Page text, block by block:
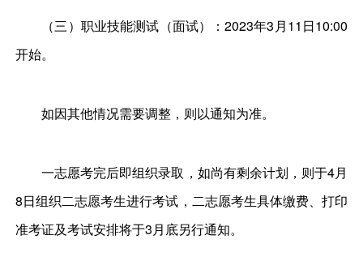
（三）职业技能测试（面试）：2023年3月11日10:00
开始。
如因其他情况需要调整，则以通知为准。
一志愿考完后即组织录取，如尚有剩余计划，则于4月
8日组织二志愿考生进行考试，二志愿考生具体缴费、打印
准考证及考试安排将于3月底另行通知。